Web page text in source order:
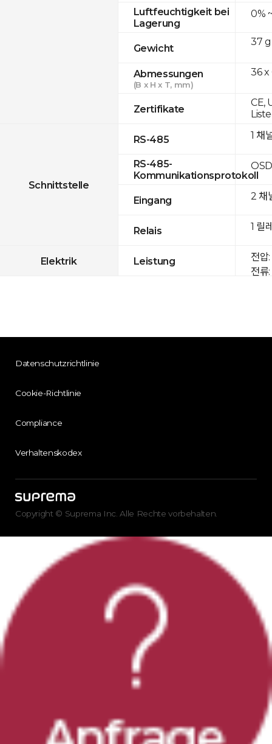
Luftfeuchtigkeit bei
Lagerung
Gewicht
Abmessungen
(B x H x T, mm)
Zertifikate
Schnittstelle
RS-485
RS-485-
Kommunikationsprotokoll
Eingang
Relais
Elektrik Leistung
0%
37 g
36 x
CE,
1 채
2 채
1 릴
전압
전류
Datenschutzrichtlinie
Cookie-Richtlinie
Compliance
Verhaltenskodex
Copyright © Suprema Inc. Alle Rechte vorbehalten.